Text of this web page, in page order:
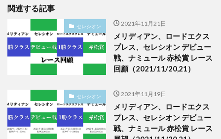
関連する記事
セレシオン 2021年11月21日
メリディアン、ロードエクス
プレス、セレシオン デビュー
戦、ナミュール 赤松賞 レース
回顧（2021/11/20,21）
セレシオン 2021年11月19日
メリディアン、ロードエクス
プレス、セレシオン デビュー
戦、ナミュール 赤松賞 レース